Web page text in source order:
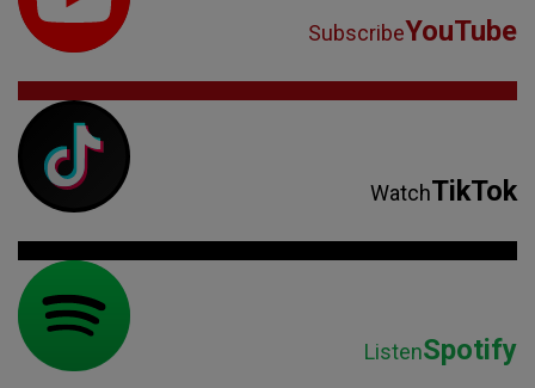
SubscribeYouTube
WatchTikTok
ListenSpotify